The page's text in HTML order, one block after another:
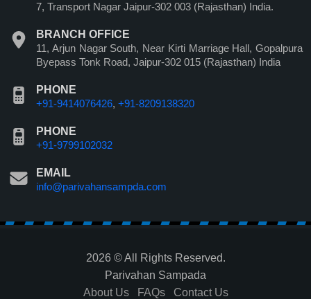
7, Transport Nagar Jaipur-302 003 (Rajasthan) India.
BRANCH OFFICE
11, Arjun Nagar South, Near Kirti Marriage Hall, Gopalpura
Byepass Tonk Road, Jaipur-302 015 (Rajasthan) India
PHONE
+91-9414076426, +91-8209138320
PHONE
+91-9799102032
EMAIL
info@parivahansampda.com
2026 © All Rights Reserved.
Parivahan Sampada
About Us
FAQs Contact Us